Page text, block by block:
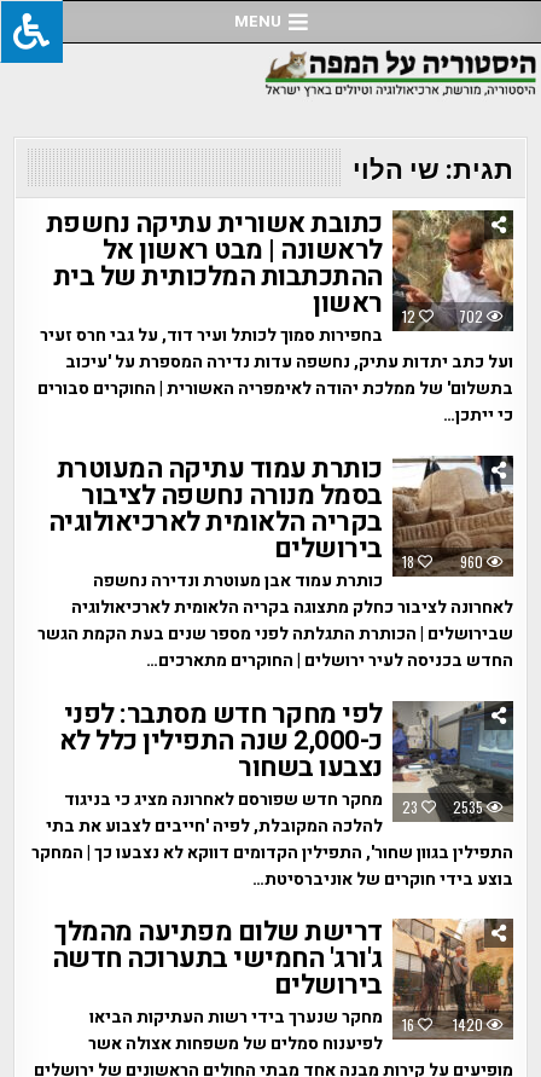
to
content
MENU
תגית: שי הלוי
12 702
כתובת אשורית עתיקה נחשפת
לראשונה | מבט ראשון אל
ההתכתבות המלכותית של בית
ראשון
בחפירות סמוך לכותל ועיר דוד, על גבי חרס זעיר
ועל כתב יתדות עתיק, נחשפה עדות נדירה המספרת על 'עיכוב
בתשלום' של ממלכת יהודה לאימפריה האשורית | החוקרים סבורים
כי ייתכן…
18 960
כותרת עמוד עתיקה המעוטרת
בסמל מנורה נחשפה לציבור
בקריה הלאומית לארכיאולוגיה
בירושלים
כותרת עמוד אבן מעוטרת ונדירה נחשפה
לאחרונה לציבור כחלק מתצוגה בקריה הלאומית לארכיאולוגיה
שבירושלים | הכותרת התגלתה לפני מספר שנים בעת הקמת הגשר
החדש בכניסה לעיר ירושלים | החוקרים מתארכים…
23 2535
לפי מחקר חדש מסתבר: לפני
כ-2,000 שנה התפילין כלל לא
נצבעו בשחור
מחקר חדש שפורסם לאחרונה מציג כי בניגוד
להלכה המקובלת, לפיה 'חייבים לצבוע את בתי
התפילין בגוון שחור', התפילין הקדומים דווקא לא נצבעו כך | המחקר
בוצע בידי חוקרים של אוניברסיטת…
16 1420
דרישת שלום מפתיעה מהמלך
ג'ורג' החמישי בתערוכה חדשה
בירושלים
מחקר שנערך בידי רשות העתיקות הביאו
לפיענוח סמלים של משפחות אצולה אשר
מופיעים על קירות מבנה אחד מבתי החולים הראשונים של ירושלים